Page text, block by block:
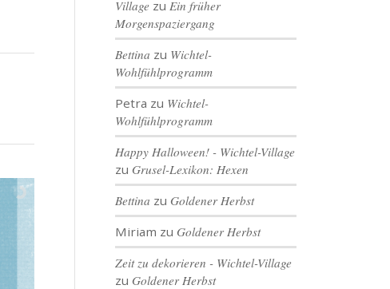
Village zu Ein früher
Morgenspaziergang
Bettina zu Wichtel-
Wohlfühlprogramm
Petra zu Wichtel-
Wohlfühlprogramm
Happy Halloween! - Wichtel-Village
zuGrusel-Lexikon: Hexen
Bettina zuGoldener Herbst
Miriam zuGoldener Herbst
Zeit zu dekorieren - Wichtel-Village
zuGoldener Herbst